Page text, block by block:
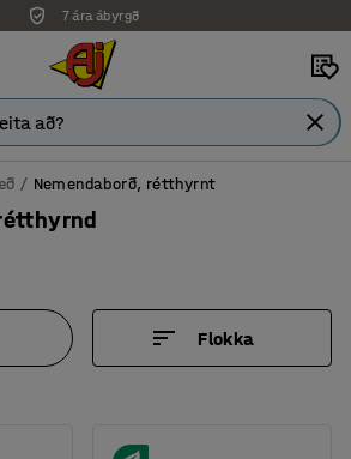
7 ára ábyrgð
Nemendaborð, rétthyrnt
Flokka